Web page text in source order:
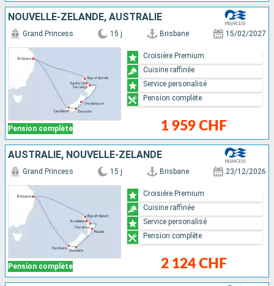
NOUVELLE-ZÉLANDE, AUSTRALIE
Pension complète
Grand Princess 15 j Brisbane 15/02/2027
1 959 CHF
Croisière Premium
Cuisine raffinée
Service personalisé
Pension complète
AUSTRALIE, NOUVELLE-ZÉLANDE
Pension complète
Grand Princess 15 j Brisbane 23/12/2026
2 124 CHF
Croisière Premium
Cuisine raffinée
Service personalisé
Pension complète